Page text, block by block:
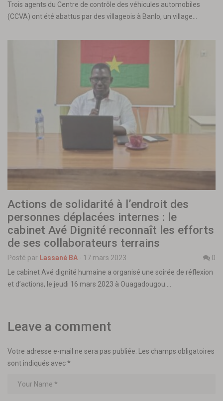
Trois agents du Centre de contrôle des véhicules automobiles
(CCVA) ont été abattus par des villageois à Banlo, un village…
Actions de solidarité à l’endroit des
personnes déplacées internes : le
cabinet Avé Dignité reconnaît les efforts
de ses collaborateurs terrains
Posté par Lassané BA - 17 mars 2023
0
Le cabinet Avé dignité humaine a organisé une soirée de réflexion
et d’actions, le jeudi 16 mars 2023 à Ouagadougou.…
Leave a comment
Votre adresse e-mail ne sera pas publiée. Les champs obligatoires
sont indiqués avec*